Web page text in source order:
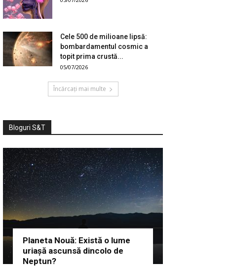
Cele 500 de milioane lipsă:
bombardamentul cosmic a
topit prima crustă...
05/07/2026
Încărcați mai multe
Bloguri S&T
Planeta Nouă: Există o lume
uriașă ascunsă dincolo de
Neptun?